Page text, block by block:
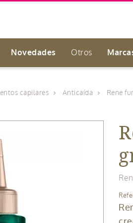
Novedades Otros
capilares arrow_forward_ios Anticaída arrow_forward_ios Rene